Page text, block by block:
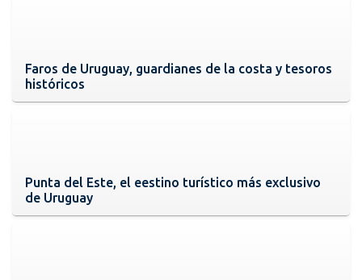
Faros de Uruguay, guardianes de la costa y tesoros
históricos
Punta del Este, el eestino turístico más exclusivo
de Uruguay